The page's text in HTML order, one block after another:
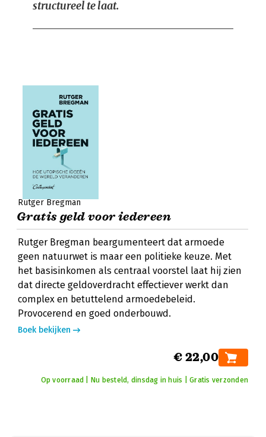
structureel te laat.
Rutger Bregman
Gratis geld voor iedereen
Rutger Bregman beargumenteert dat armoede
geen natuurwet is maar een politieke keuze. Met
het basisinkomen als centraal voorstel laat hij zien
dat directe geldoverdracht effectiever werkt dan
complex en betuttelend armoedebeleid.
Provocerend en goed onderbouwd.
Boek bekijken
€ 22,00
Op voorraad | Nu besteld, dinsdag in huis | Gratis verzonden